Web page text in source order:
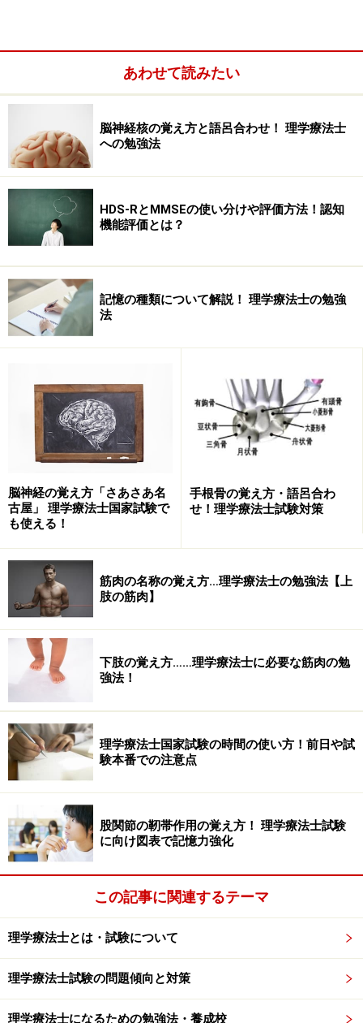
マークシートを塗りつぶすポイント
できるだけ太めの鉛筆で書く ※時間短縮に重要で
消す時は徹底的に綺麗に消す
多少のはみ出しは気にしない！ ※最近のマークシ
ート読み取りは、そんなに繊細な読み取りではない
です。気をつけるべきは薄さと消し忘れになりま
す。
塗りつぶしたマークシートの流れに惑わされない
り、特定の番号が全く塗りつぶされない流れであっ
ても気にしないこと。正答と思ったものを信じれば
良いのです。
時間短縮技
塗りつぶす時は｢の｣の字を書くようにする。
解答の際はシートに軽くチェックだけ入れ、あとで
まとめて塗りつぶす。もしくは見直し時に塗りつぶ
す。
これらを意識し、当日までに数回でも練習すればマーク
シートという落とし穴も怖くなくなると思います。マー
クシートは学校でコピーを頂いてもいいですし、Amazon
でも販売してますので是非、直前の対策として数回の練
習をする事をオススメします。
スキャナで読めるマークシートＳＮ0059（Ａ4ヨコ/5
択100問/番号/数字）
あわせて読みたい
脳神経核の覚え方と語呂合わせ！ 理学療法士
への勉強法
HDS-RとMMSEの使い分けや評価方法！認知
機能評価とは？
記憶の種類について解説！ 理学療法士の勉強
法
脳神経の覚え方「さあさあ名
古屋」 理学療法士国家試験で
も使える！
手根骨の覚え方・語呂合わ
せ！理学療法士試験対策
筋肉の名称の覚え方…理学療法士の勉強法【上
肢の筋肉】
下肢の覚え方……理学療法士に必要な筋肉の勉
強法！
理学療法士国家試験の時間の使い方！前日や試
験本番での注意点
股関節の靭帯作用の覚え方！ 理学療法士試験
に向け図表で記憶力強化
この記事に関連するテーマ
理学療法士とは・試験について
理学療法士試験の問題傾向と対策
理学療法士になるための勉強法・養成校